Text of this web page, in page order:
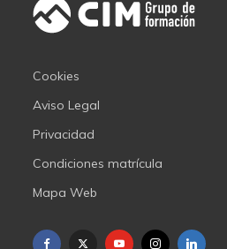
Cookies
Aviso Legal
Privacidad
Condiciones matrícula
Mapa Web